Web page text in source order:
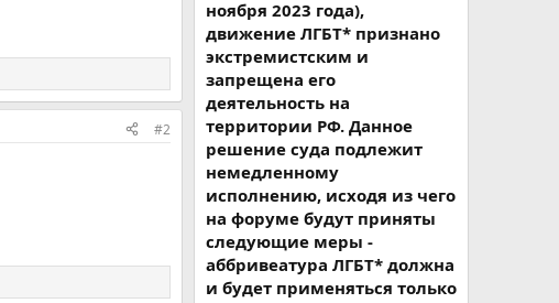
#2
ноября 2023 года),
движение ЛГБТ* признано
экстремистским и
запрещена его
деятельность на
территории РФ. Данное
решение суда подлежит
немедленному
исполнению, исходя из чего
на форуме будут приняты
следующие меры -
аббривеатура ЛГБТ* должна
и будет применяться только